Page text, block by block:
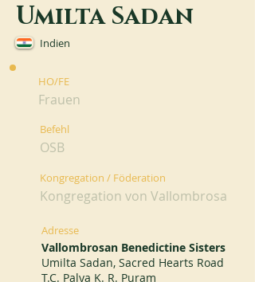
Umilta Sadan
Indien
HO/FE
Frauen
Befehl
OSB
Kongregation / Föderation
Kongregation von Vallombrosa
Adresse
Vallombrosan Benedictine Sisters
Umilta Sadan, Sacred Hearts Road
T.C. Palya K. R. Puram